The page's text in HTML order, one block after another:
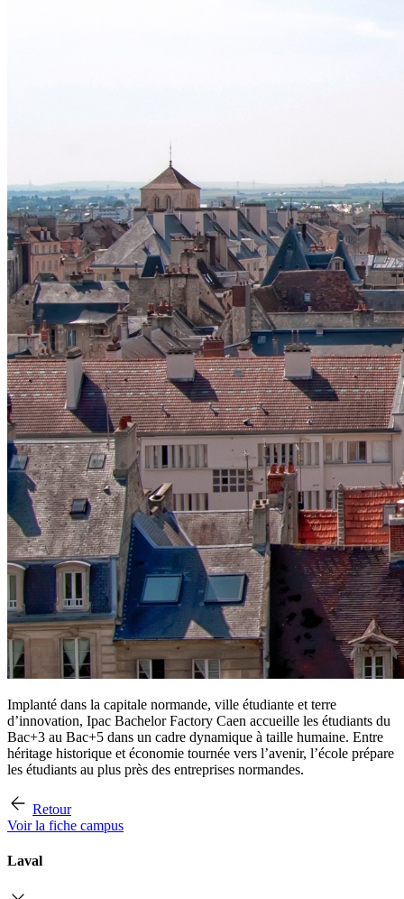
Implanté dans la capitale normande, ville étudiante et terre
d’innovation, Ipac Bachelor Factory Caen accueille les étudiants du
Bac+3 au Bac+5 dans un cadre dynamique à taille humaine. Entre
héritage historique et économie tournée vers l’avenir, l’école prépare
les étudiants au plus près des entreprises normandes.
Retour
Voir la fiche campus
Laval